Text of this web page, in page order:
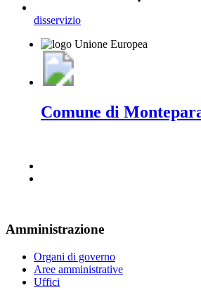
disservizio
Comune di
Amministrazione
Organi di governo
Aree amministrative
Uffici